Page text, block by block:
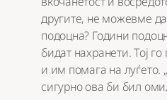
другите, не можевме
подоцна? Години
бидат нахранети. Тој
и им помага на луѓето.
сигурно ова би бил